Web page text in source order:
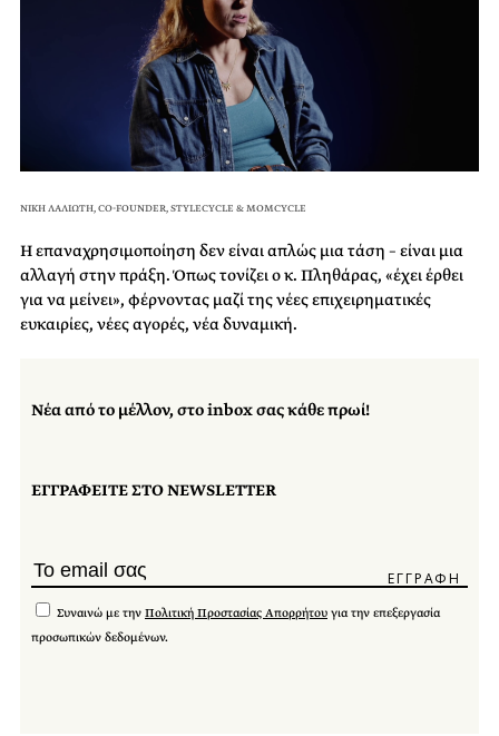
ΝΙΚΗ ΛΑΛΙΩΤΗ, CO-FOUNDER, STYLECYCLE & MOMCYCLE
Η επαναχρησιμοποίηση δεν είναι απλώς μια τάση – είναι μια
αλλαγή στην πράξη. Όπως τονίζει ο κ. Πληθάρας, «έχει έρθει
για να μείνει», φέρνοντας μαζί της νέες επιχειρηματικές
ευκαιρίες, νέες αγορές, νέα δυναμική.
Νέα από το μέλλον, στο inbox σας κάθε πρωί!
ΕΓΓΡΑΦΕΙΤΕ ΣΤΟ NEWSLETTER
Συναινώ με την Πολιτική Προστασίας Απορρήτου για την επεξεργασία
προσωπικών δεδομένων.